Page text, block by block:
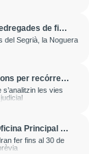
de fins
pateix
del Segrià, la Noguera
per recórrer
de les vies
Principal i
les
fer fins al 30 de